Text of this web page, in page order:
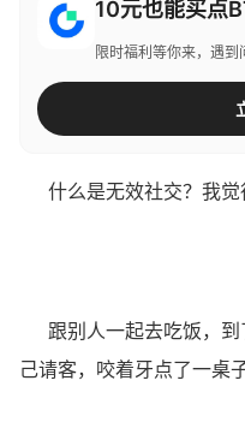
10元也能买点
限时福利等你来，遇
什么是无效社交？我觉
跟别人一起去吃饭，到
己请客，咬着牙点了一桌